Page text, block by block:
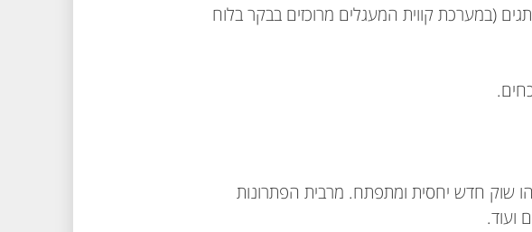
(במערכת קווית המעגלים מרוכזים בבקר בלוח
שוק חדש יחסית ומתפתח. מרבית הפתרונות
ועוד.